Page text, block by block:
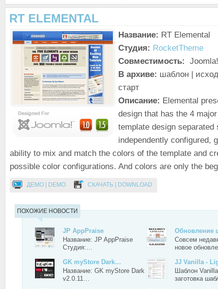
RT ELEMENTAL
Название: RT Elemental
Студия: RocketTheme
Совместимость:
В архиве: шаблон |
старт
Описание: Elemental
design that has the 4
template design separated
independently configured,
ability to mix and match the colors of the template and
possible color configurations. And colors are only the
ДЕМО | DEMO СКАЧАТЬ | DOWNLOAD
ПОХОЖИЕ НОВОСТИ
JP AppPraise
Название: JP AppPraise
Студия:…
Обновление
Совсем
новое
GK myStore Dark…
Название: GK myStore Dark
v2.0.11…
JJ Vanilla -
Шаблон
заготовка